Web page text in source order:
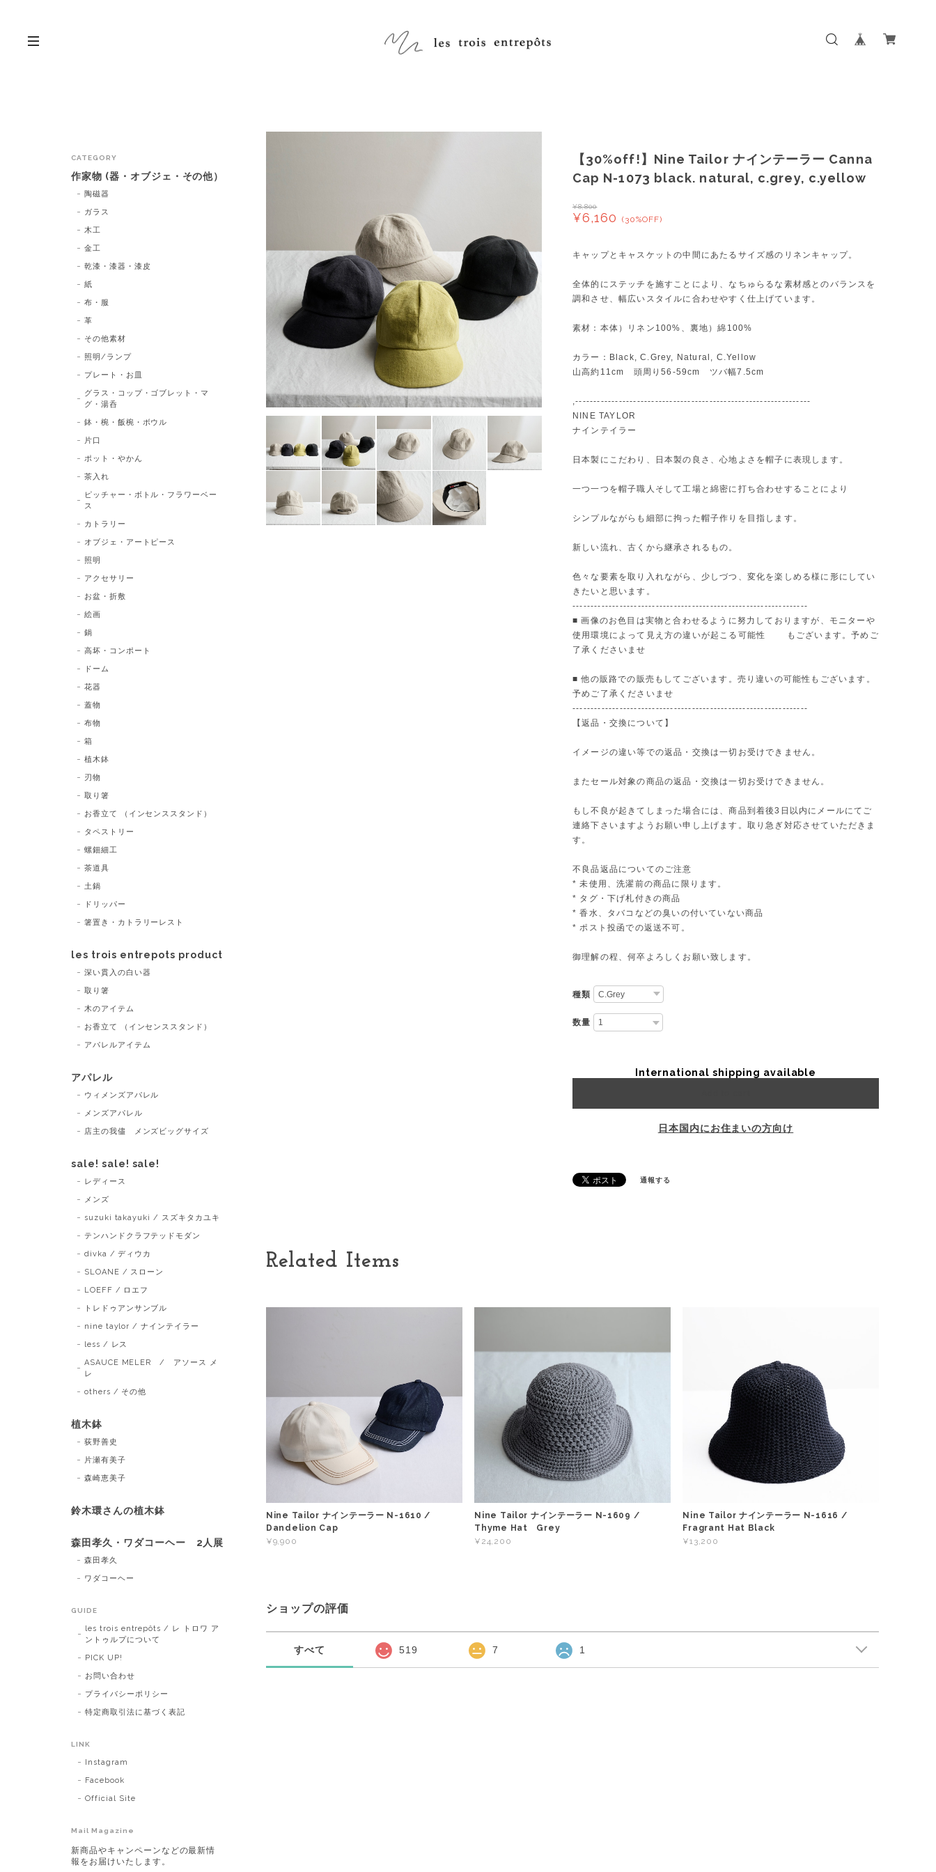
【30%off!】Nine Tailor ナインテーラー Canna
Cap N-1073 black. natural, c.grey, c.yellow
¥8,800
¥6,160 (30%OFF)
キャップとキャスケットの中間にあたるサイズ感のリネンキャップ。
全体的にステッチを施すことにより、なちゅらるな素材感とのバランスを
調和させ、幅広いスタイルに合わせやすく仕上げています。
素材：本体）リネン100%、裏地）綿100%
カラー：Black, C.Grey, Natural, C.Yellow
山高約11cm 頭周り56-59cm ツバ幅7.5cm
,-----------------------------------------------------------------
NINE TAYLOR
ナインテイラー
日本製にこだわり、日本製の良さ、心地よさを帽子に表現します。
一つ一つを帽子職人そして工場と綿密に打ち合わせすることにより
シンプルながらも細部に拘った帽子作りを目指します。
新しい流れ、古くから継承されるもの。
色々な要素を取り入れながら、少しづつ、変化を楽しめる様に形にしてい
きたいと思います。
-----------------------------------------------------------------
■ 画像のお色目は実物と合わせるように努力しておりますが、モニターや
使用環境によって見え方の違いが起こる可能性 もございます。予めご
了承くださいませ
■ 他の販路での販売もしてございます。売り違いの可能性もございます。
予めご了承くださいませ
-----------------------------------------------------------------
【返品・交換について】
イメージの違い等での返品・交換は一切お受けできません。
またセール対象の商品の返品・交換は一切お受けできません。
もし不良が起きてしまった場合には、商品到着後3日以内にメールにてご
連絡下さいますようお願い申し上げます。取り急ぎ対応させていただきま
す。
不良品返品についてのご注意
* 未使用、洗濯前の商品に限ります。
* タグ・下げ札付きの商品
* 香水、タバコなどの臭いの付いていない商品
* ポスト投函での返送不可。
御理解の程、何卒よろしくお願い致します。
種類
数量
International shipping available
日本国内にお住まいの方向け
通報する
Related Items
Nine Tailor ナインテーラー N-1610 /
Dandelion Cap
¥9,900
Nine Tailor ナインテーラー N-1609 /
Thyme Hat Grey
¥24,200
Nine Tailor ナインテーラー N-1616 /
Fragrant Hat Black
¥13,200
ショップの評価
すべて 519 7 1
CATEGORY
作家物 (器・オブジェ・その他）
陶磁器
ガラス
木工
金工
乾漆・漆器・漆皮
紙
布・服
革
その他素材
照明/ランプ
プレート・お皿
グラス・コップ・ゴブレット・マ
グ・湯呑
鉢・椀・飯椀・ボウル
片口
ポット・やかん
茶入れ
ピッチャー・ボトル・フラワーベー
ス
カトラリー
オブジェ・アートピース
照明
アクセサリー
お盆・折敷
絵画
鍋
高坏・コンポート
ドーム
花器
蓋物
布物
箱
植木鉢
刃物
取り箸
お香立て （インセンススタンド）
タペストリー
螺鈿細工
茶道具
土鍋
ドリッパー
箸置き・カトラリーレスト
les trois entrepots product
深い貫入の白い器
取り箸
木のアイテム
お香立て （インセンススタンド）
アパレルアイテム
アパレル
ウィメンズアパレル
メンズアパレル
店主の我儘 メンズビッグサイズ
sale! sale! sale!
レディース
メンズ
suzuki takayuki / スズキタカユキ
テンハンドクラフテッドモダン
divka / ディウカ
SLOANE / スローン
LOEFF / ロエフ
トレドゥアンサンブル
nine taylor / ナインテイラー
less / レス
ASAUCE MELER / アソース メ
レ
others / その他
植木鉢
荻野善史
片瀬有美子
森崎恵美子
鈴木環さんの植木鉢
森田孝久・ワダコーヘー 2人展
森田孝久
ワダコーヘー
GUIDE
les trois entrepôts / レ トロワ ア
ントゥルプについて
PICK UP!
お問い合わせ
プライバシーポリシー
特定商取引法に基づく表記
LINK
Instagram
Facebook
Official Site
Mail Magazine
新商品やキャンペーンなどの最新情
報をお届けいたします。